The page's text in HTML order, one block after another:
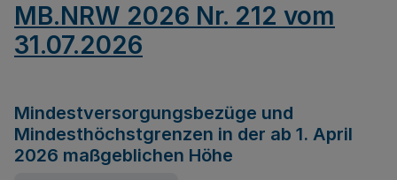
MB.NRW 2026 Nr. 212 vom
31.07.2026
Mindestversorgungsbezüge und
Mindesthöchstgrenzen in der ab 1. April
2026 maßgeblichen Höhe